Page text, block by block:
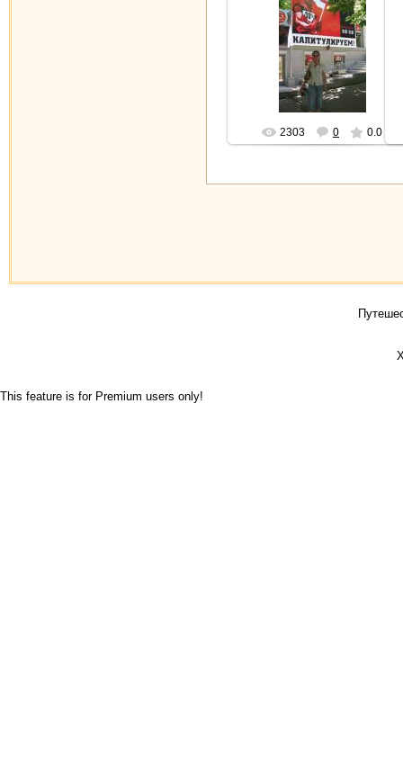
2006-12-15
2303 0 0.0
This feature is for Premium users only!